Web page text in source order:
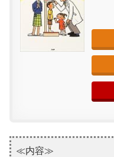
≪内容≫